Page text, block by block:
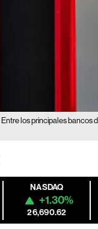
Entre los principales bancos
NASDAQ
+1.30%
26,690.62